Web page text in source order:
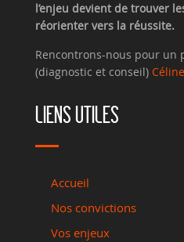
l’enjeu devient de trouver
réorienter vers la réussite.
Rencontrons-nous pour un
(diagnostic et conseil)
LIENS UTILES
Accueil
Nos convictions
Vos enjeux